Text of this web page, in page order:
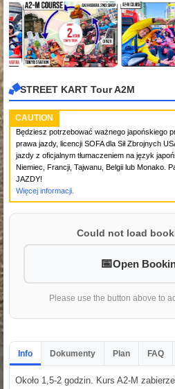
STREET KART Tour A2M
CAUTION
Będziesz potrzebować ważnego japońskiego
prawa jazdy, licencji SOFA dla Sił Zbrojnych
jazdy z oficjalnym tłumaczeniem na język
Niemiec, Francji, Tajwanu, Belgii lub Monako.
JAZDY!
Więcej informacji.
Could not load
Open
Please use the button above to
Info Dokumenty Plan FAQ
Około 1,5-2 godzin. Kurs A2-M